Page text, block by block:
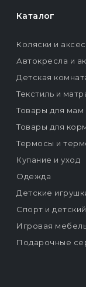
Каталог
Коляски и
Автокресла и
Детская
Текстиль и
Товары для мам
Товары для
Термосы и
Купание и уход
Одежда
Детские
Спорт и
Игровая
Подарочные